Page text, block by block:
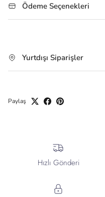
Ödeme Seçenekleri
Yurtdışı Siparişler
Paylaş
Hızlı Gönderi